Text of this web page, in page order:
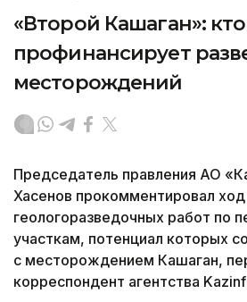
«Второй Кашаган»: кто
профинансирует
месторождений
Председатель правления АО
Хасенов прокомментировал ход
геологоразведочных работ по
участкам, потенциал которых
с месторождением Кашаган,
корреспондент агентства